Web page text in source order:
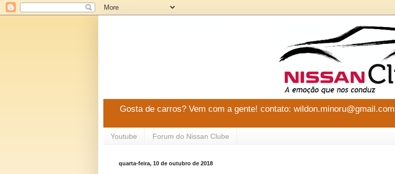
Gosta de carros? Vem com a gente! contato: wildon.minoru@gmail.com
Youtube Forum do Nissan Clube
quarta-feira, 10 de outubro de 2018